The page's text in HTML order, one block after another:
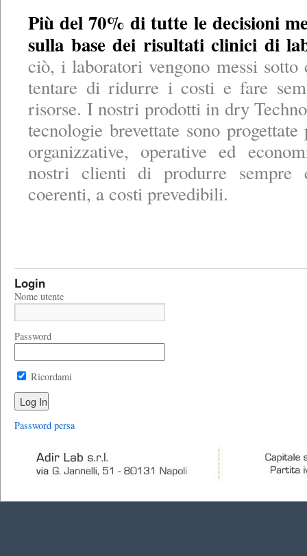
Più del 70% di tutte le decisioni
sulla base dei risultati clinici di
ciò, i laboratori vengono messi sotto
tentare di ridurre i costi e fare
risorse. I nostri prodotti in dry
tecnologie brevettate sono
organizzative, operative ed
nostri clienti di produrre sempre
coerenti, a costi prevedibili.
Login
Nome utente
Password
Ricordami
Password persa